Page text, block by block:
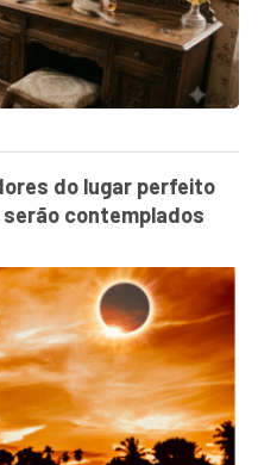
do lugar perfeito
contemplados